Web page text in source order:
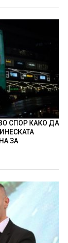
СПОР КАКО ДА
ЗА